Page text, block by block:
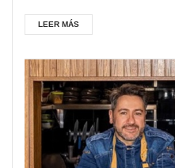
LEER MÁS